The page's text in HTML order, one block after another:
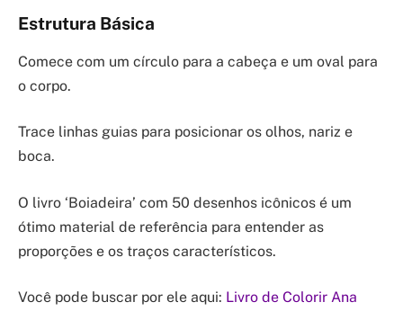
Estrutura Básica
Comece com um círculo para a cabeça e um oval para
o corpo.
Trace linhas guias para posicionar os olhos, nariz e
boca.
O livro ‘Boiadeira’ com 50 desenhos icônicos é um
ótimo material de referência para entender as
proporções e os traços característicos.
Você pode buscar por ele aqui: Livro de Colorir Ana